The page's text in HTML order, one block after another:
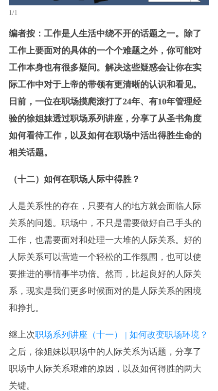
1/1
编者按：工作是人生活中绕不开的话题之一。除了
工作上要面对的具体的一个个难题之外，你可能对
工作本身也有很多疑问。解决这些疑惑会让你在实
际工作中对于上帝的带领有更清晰的认识和看见。
日前，一位在职场摸爬滚打了24年、有10年管理经
验的徐姐妹透过职场系列讲座，分享了从圣书角度
如何看待工作，以及如何在职场中活出得胜生命的
相关话题。
（十二）如何在职场人际中得胜？
人是关系性的存在，只要有人的地方就会面临人际
关系的问题。职场中，不只是需要做好自己手头的
工作，也需要面对和处理一大堆的人际关系。好的
人际关系可以营造一个轻松的工作氛围，也可以使
要推进的事情事半功倍。然而，比起良好的人际关
系，现实是我们更多时候面对的是人际关系的困境
和挣扎。
继上次职场系列讲座（十一） | 如何改变职场环境？
之后，徐姐妹以职场中的人际关系为话题，分享了
职场中人际关系艰难的原因，以及如何得胜的两大
关键。